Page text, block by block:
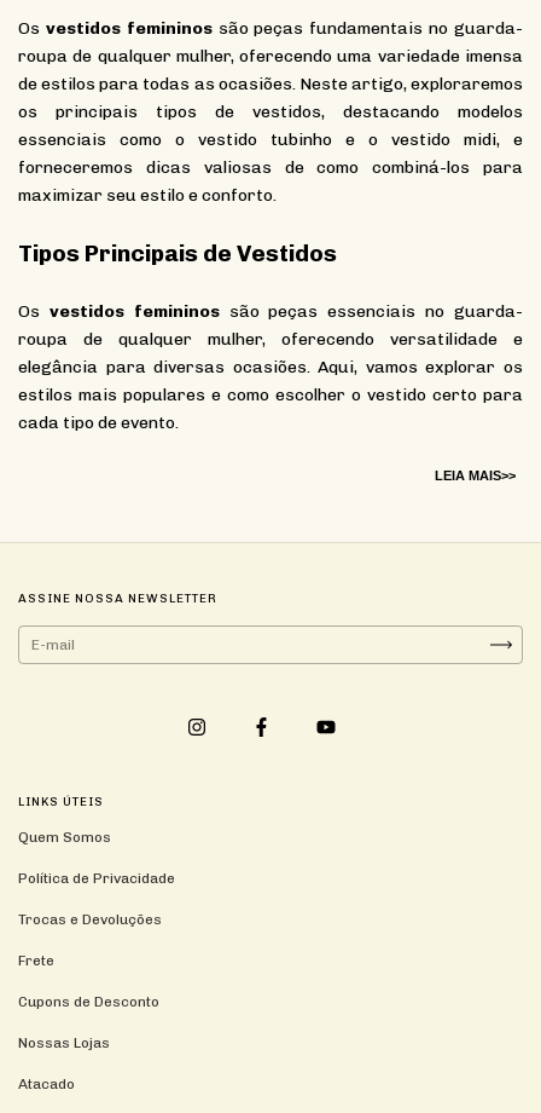
Os vestidos femininossão peças fundamentais no guarda-
roupa de qualquer mulher, oferecendo uma variedade imensa
de estilos para todas as ocasiões. Neste artigo, exploraremos
os principais tipos de vestidos, destacando modelos
essenciais como o vestido tubinho e o vestido midi, e
forneceremos dicas valiosas de como combiná-los para
maximizar seu estilo e conforto.
Tipos Principais de Vestidos
Os vestidos femininossão peças essenciais no guarda-
roupa de qualquer mulher, oferecendo versatilidade e
elegância para diversas ocasiões. Aqui, vamos explorar os
estilos mais populares e como escolher o vestido certo para
cada tipo de evento.
LEIA MAIS>>
ASSINE NOSSA NEWSLETTER
LINKS ÚTEIS
Quem Somos
Política de Privacidade
Trocas e Devoluções
Frete
Cupons de Desconto
Nossas Lojas
Atacado